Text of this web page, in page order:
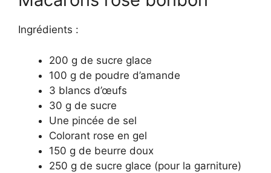
Ingrédients :
200 g de sucre glace
100 g de poudre d’amande
3 blancs d’œufs
30 g de sucre
Une pincée de sel
Colorant rose en gel
150 g de beurre doux
250 g de sucre glace (pour la garniture)